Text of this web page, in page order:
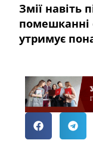
Змії навіть
помешканні
утримує